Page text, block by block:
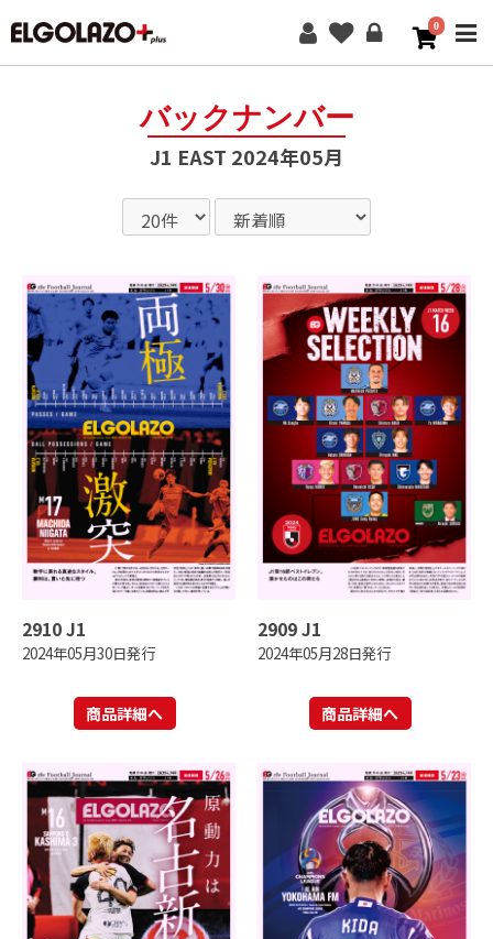
0
バックナンバー
J1 EAST 2024年05月
2910 J1
2024年05月30日発行
商品詳細へ
2909 J1
2024年05月28日発行
商品詳細へ